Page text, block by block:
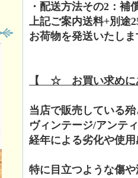
・配送方法その2：補
上記ご案内送料+別途
お荷物を発送いたし
【 ☆ お買い求め
当店で販売している
ヴィンテージ/アンテ
経年による劣化や使
特に目立つような傷